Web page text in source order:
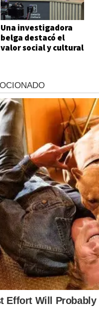
Una investigadora
belga destacó el
valor social y cultural